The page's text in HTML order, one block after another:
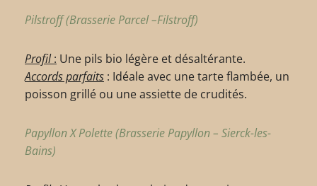
Pilstroff (Brasserie Parcel –Filstroff)
Profil: Une pils bio légère et désaltérante.
Accords parfaits : Idéale avec une tarte flambée, un
poisson grillé ou une assiette de crudités.
Papyllon X Polette (Brasserie Papyllon – Sierck-les-
Bains)